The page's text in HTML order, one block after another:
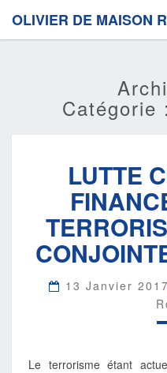
OLIVIER DE MAISON
Catégorie :
LUTTE
13 Janvier 2017
Le terrorisme étant